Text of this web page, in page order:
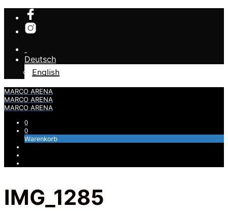
Deutsch
English
MARCO ARENA
MARCO ARENA
MARCO ARENA
0
0
Warenkorb
IMG_1285